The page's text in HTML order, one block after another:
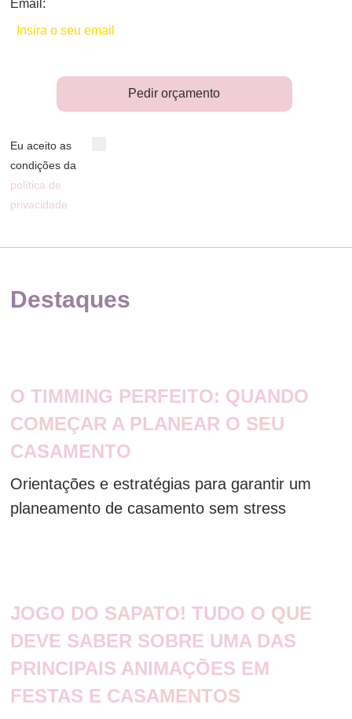
Email:
Pedir orçamento
Eu aceito as
condições da
política de
privacidade
Destaques
O TIMMING PERFEITO: QUANDO
COMEÇAR A PLANEAR O SEU
CASAMENTO
Orientações e estratégias para garantir um
planeamento de casamento sem stress
JOGO DO SAPATO! TUDO O QUE
DEVE SABER SOBRE UMA DAS
PRINCIPAIS ANIMAÇÕES EM
FESTAS E CASAMENTOS